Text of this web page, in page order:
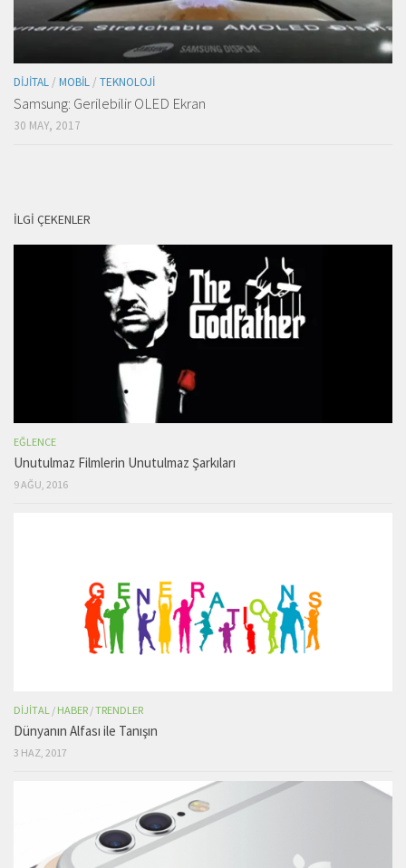
DIJITAL / MOBIL / TEKNOLOJI
Samsung: Gerilebilir OLED Ekran
30 MAY, 2017
İLGI ÇEKENLER
EĞLENCE
Unutulmaz Filmlerin Unutulmaz Şarkıları
9 AĞU, 2016
DIJITAL / HABER /TRENDLER
Dünyanın Alfası ile Tanışın
3 HAZ, 2017